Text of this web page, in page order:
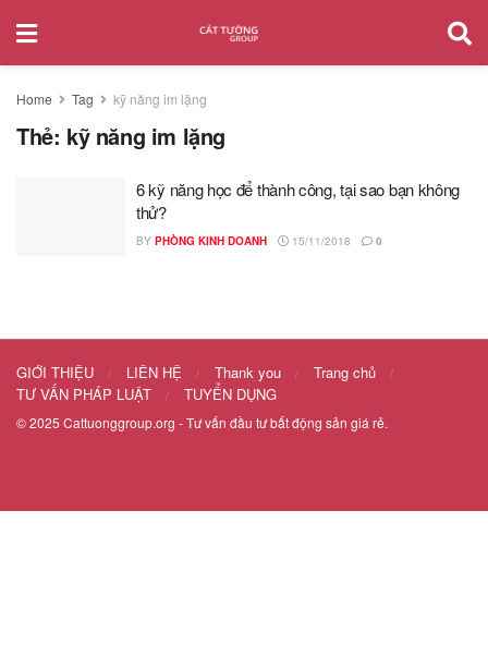
Home Tag kỹ năng im lặng
Thẻ: kỹ năng im lặng
6 kỹ năng học để thành công, tại sao bạn không
thử?
BY PHÒNG KINH DOANH 15/11/2018 0
GIỚI THIỆU LIÊN HỆ Thank you
Trang chủ
TƯ VẤN PHÁP LUẬT
TUYỂN DỤNG
© 2025 Cattuonggroup.org - Tư vấn đầu tư bất động sản giá rẻ.